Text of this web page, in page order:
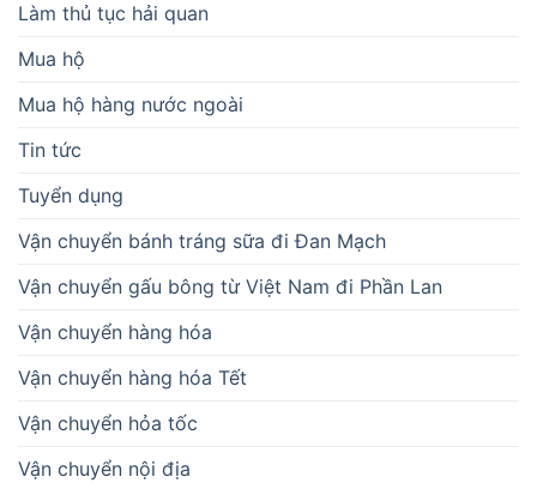
Làm thủ tục hải quan
Mua hộ
Mua hộ hàng nước ngoài
Tin tức
Tuyển dụng
Vận chuyển bánh tráng sữa đi Đan Mạch
Vận chuyển gấu bông từ Việt Nam đi Phần Lan
Vận chuyển hàng hóa
Vận chuyển hàng hóa Tết
Vận chuyển hỏa tốc
Vận chuyển nội địa